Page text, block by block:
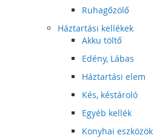
Ruhagőzölő
Háztartási kellékek
Akku töltő
Edény, Lábas
Háztartási elem
Kés, késtároló
Egyéb kellék
Konyhai eszközök